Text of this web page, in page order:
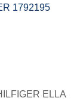
1792195